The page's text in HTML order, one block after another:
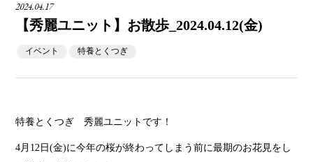
2024.04.17
【秀麗ユニット】お散歩_2024.04.12(金)
イベント 特養とくつぎ
特養とくつぎ 秀麗ユニットです！
4月12日(金)に今年の桜が終わってしまう前に最期のお花見をし